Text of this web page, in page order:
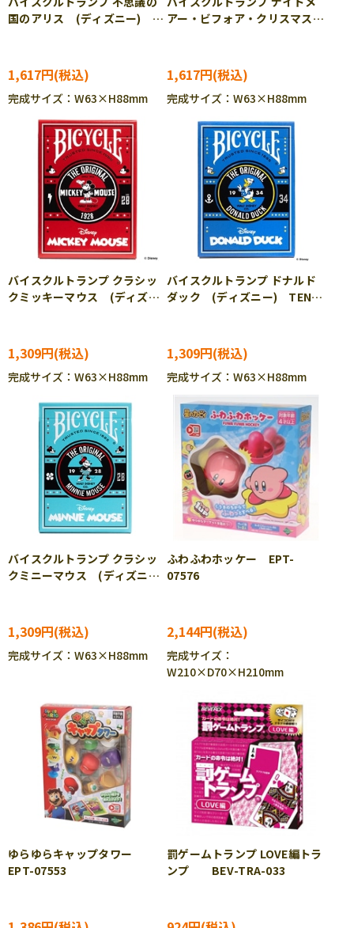
国のアリス (ディズニー)
1,617円
完成サイズ：W63×H88mm
アー・ビフォア・クリスマス
1,617円
完成サイズ：W63×H88mm
バイスクルトランプ クラシッ
クミッキーマウス (ディズニ
1,309円
完成サイズ：W63×H88mm
バイスクルトランプ ドナルド
ダック (ディズニー) TEN-
1,309円
完成サイズ：W63×H88mm
バイスクルトランプ クラシッ
クミニーマウス (ディズニ
1,309円
完成サイズ：W63×H88mm
ふわふわホッケー EPT-
07576
2,144円
完成サイズ：
W210×D70×H210mm
ゆらゆらキャップタワー
EPT-07553
罰ゲームトランプ LOVE編トラ
ンプ BEV-TRA-033